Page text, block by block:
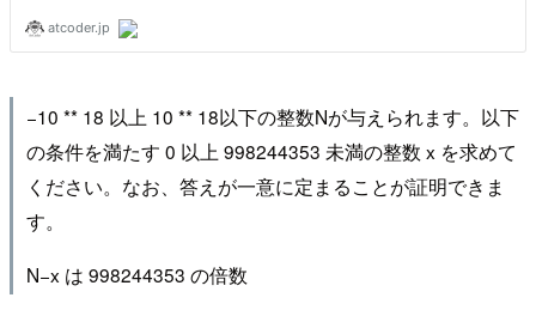
−10 ** 18 以上 10 ** 18以下の整数Nが与えられます。以下
の条件を満たす 0 以上 998244353 未満の整数 x を求めて
ください。なお、答えが一意に定まることが証明できま
す。
N−x は 998244353 の倍数